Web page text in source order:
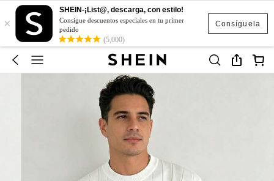
Consíguela
×
SHEIN-¡List@, descarga, con estilo!
Consigue descuentos especiales en tu primer
pedido
(5,000)